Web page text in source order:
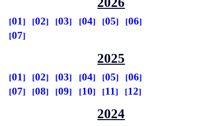
01 02 03 04 05
06
07
2025
01 02 03 04 05
06
07
08 09 10 11 12
2024